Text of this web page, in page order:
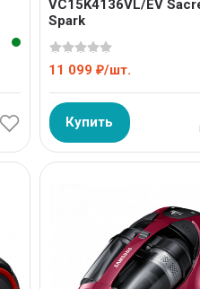
VC15K4136VL/EV
Spark
11 099 ₽/шт.
Купить